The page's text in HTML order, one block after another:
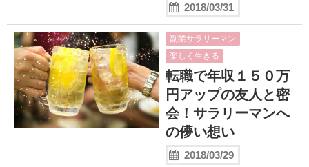
2018/03/31
副業サラリーマン
楽しく生きる
転職で年収１５０万
円アップの友人と密
会！サラリーマンへ
の儚い想い
2018/03/29